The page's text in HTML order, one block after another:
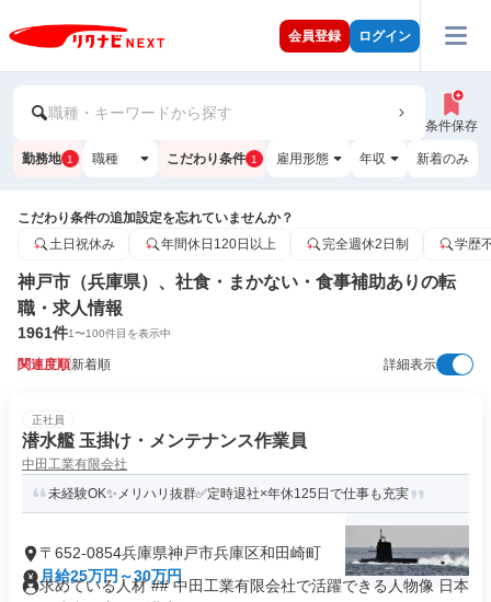
会員登録 ログイン
職種・キーワードから探す
条件保存
勤務地 1 職種 こだわり条件 1 雇用形態 年収 新着のみ
こだわり条件の追加設定を忘れていませんか？
土日祝休み
年間休日120日以上 完全週休2日制 学歴
神戸市（兵庫県）、社食・まかない・食事補助ありの転
職・求人情報
1961件1〜100件目を表示中
関連度順新着順 詳細表示
正社員
潜水艦 玉掛け・メンテナンス作業員
中田工業有限会社
未経験OK✨メリハリ抜群✅定時退社×年休125日で仕事も充実
〒652-0854兵庫県神戸市兵庫区和田崎町
月給25万円～30万円
求めている人材 ## 中田工業有限会社で活躍できる人物像 日本